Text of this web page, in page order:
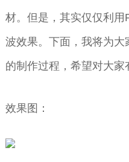
材。但是，其实仅仅利
波效果。下面，我将为
的制作过程，希望对大家
效果图：